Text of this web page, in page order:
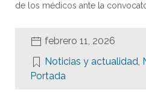
de los médicos ante la
febrero 11, 2026
Noticias y actualidad,
Portada